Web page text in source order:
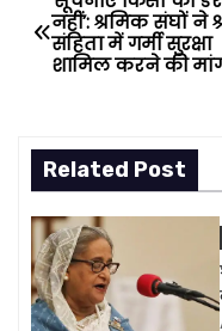
o
t
n
a
v
नहींं’: श्रमिक संघों ने
संहिता में गर्मी सुरक्षा
शामिल करने की
Related Post